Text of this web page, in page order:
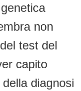
non
test del
capito
diagnosi